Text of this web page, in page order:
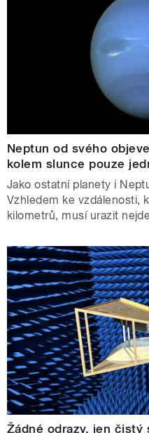
Neptun od svého
kolem slunce pouze
Jako ostatní planety i
Vzhledem ke vzdálenosti,
kilometrů, musí urazit
Žádné odrazy, jen čistý